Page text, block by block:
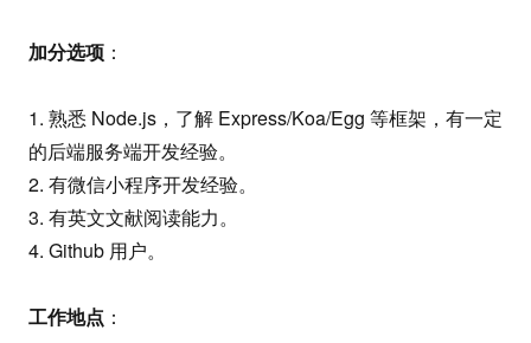
加分选项 ：
1. 熟悉 Node.js，了解 Express/Koa/Egg 等框架，有一定
的后端服务端开发经验。
2. 有微信小程序开发经验。
3. 有英文文献阅读能力。
4. Github 用户。
工作地点 ：